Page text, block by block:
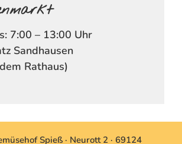
7:00 – 13:00 Uhr
Sandhausen
Rathaus)
Spieß · Neurott 2 · 69124